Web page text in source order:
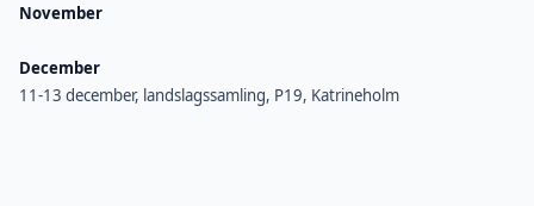
November
December
11-13 december, landslagssamling, P19, Katrineholm